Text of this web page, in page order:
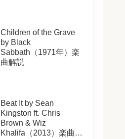
Children of the Grave
by Black
Sabbath（1971年）楽
曲解説
Beat It by Sean
Kingston ft. Chris
Brown & Wiz
Khalifa（2013）楽曲解